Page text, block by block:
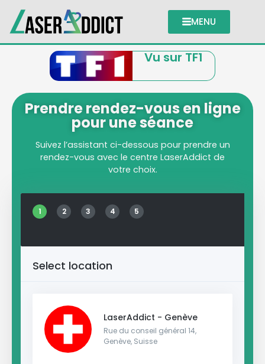
MENU
Vu sur TF1
Prendre rendez-vous en ligne
pour une séance
Suivez l’assistant ci-dessous pour prendre un
rendez-vous avec le centre LaserAddict de
votre choix.
1 2 3 4 5
Select location
LaserAddict - Genève
Rue du conseil général 14,
Genève, Suisse